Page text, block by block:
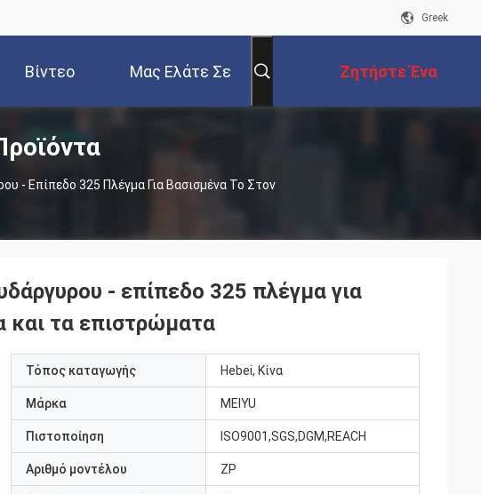
Greek
Βίντεο Μας Ελάτε Σε Ζητήστε Ένα
Απόσπασμα
- Επίπεδο 325 Πλέγμα Για Βασισμένα Το Στον
- επίπεδο 325 πλέγμα για
και τα επιστρώματα
Τόπος καταγωγής Hebei, Κίνα
Μάρκα MEIYU
Πιστοποίηση ISO9001,SGS,DGM,REACH
Αριθμό μοντέλου ZP